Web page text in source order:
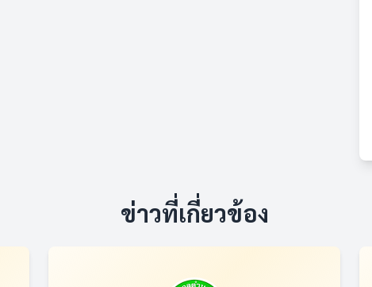
ข่าวที่เกี่ยวข้อง